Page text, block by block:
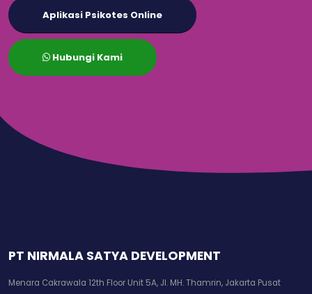
Aplikasi Psikotes Online
Hubungi Kami
PT NIRMALA SATYA DEVELOPMENT
Menara Cakrawala 12th Floor Unit 5A, Jl. MH. Thamrin, Jakarta Pusat